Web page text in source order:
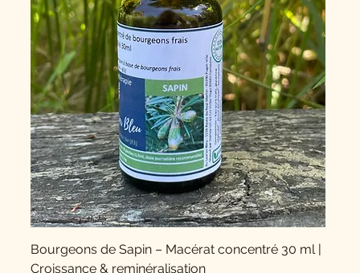
Bourgeons de Sapin – Macérat concentré 30 ml |
Croissance & reminéralisation